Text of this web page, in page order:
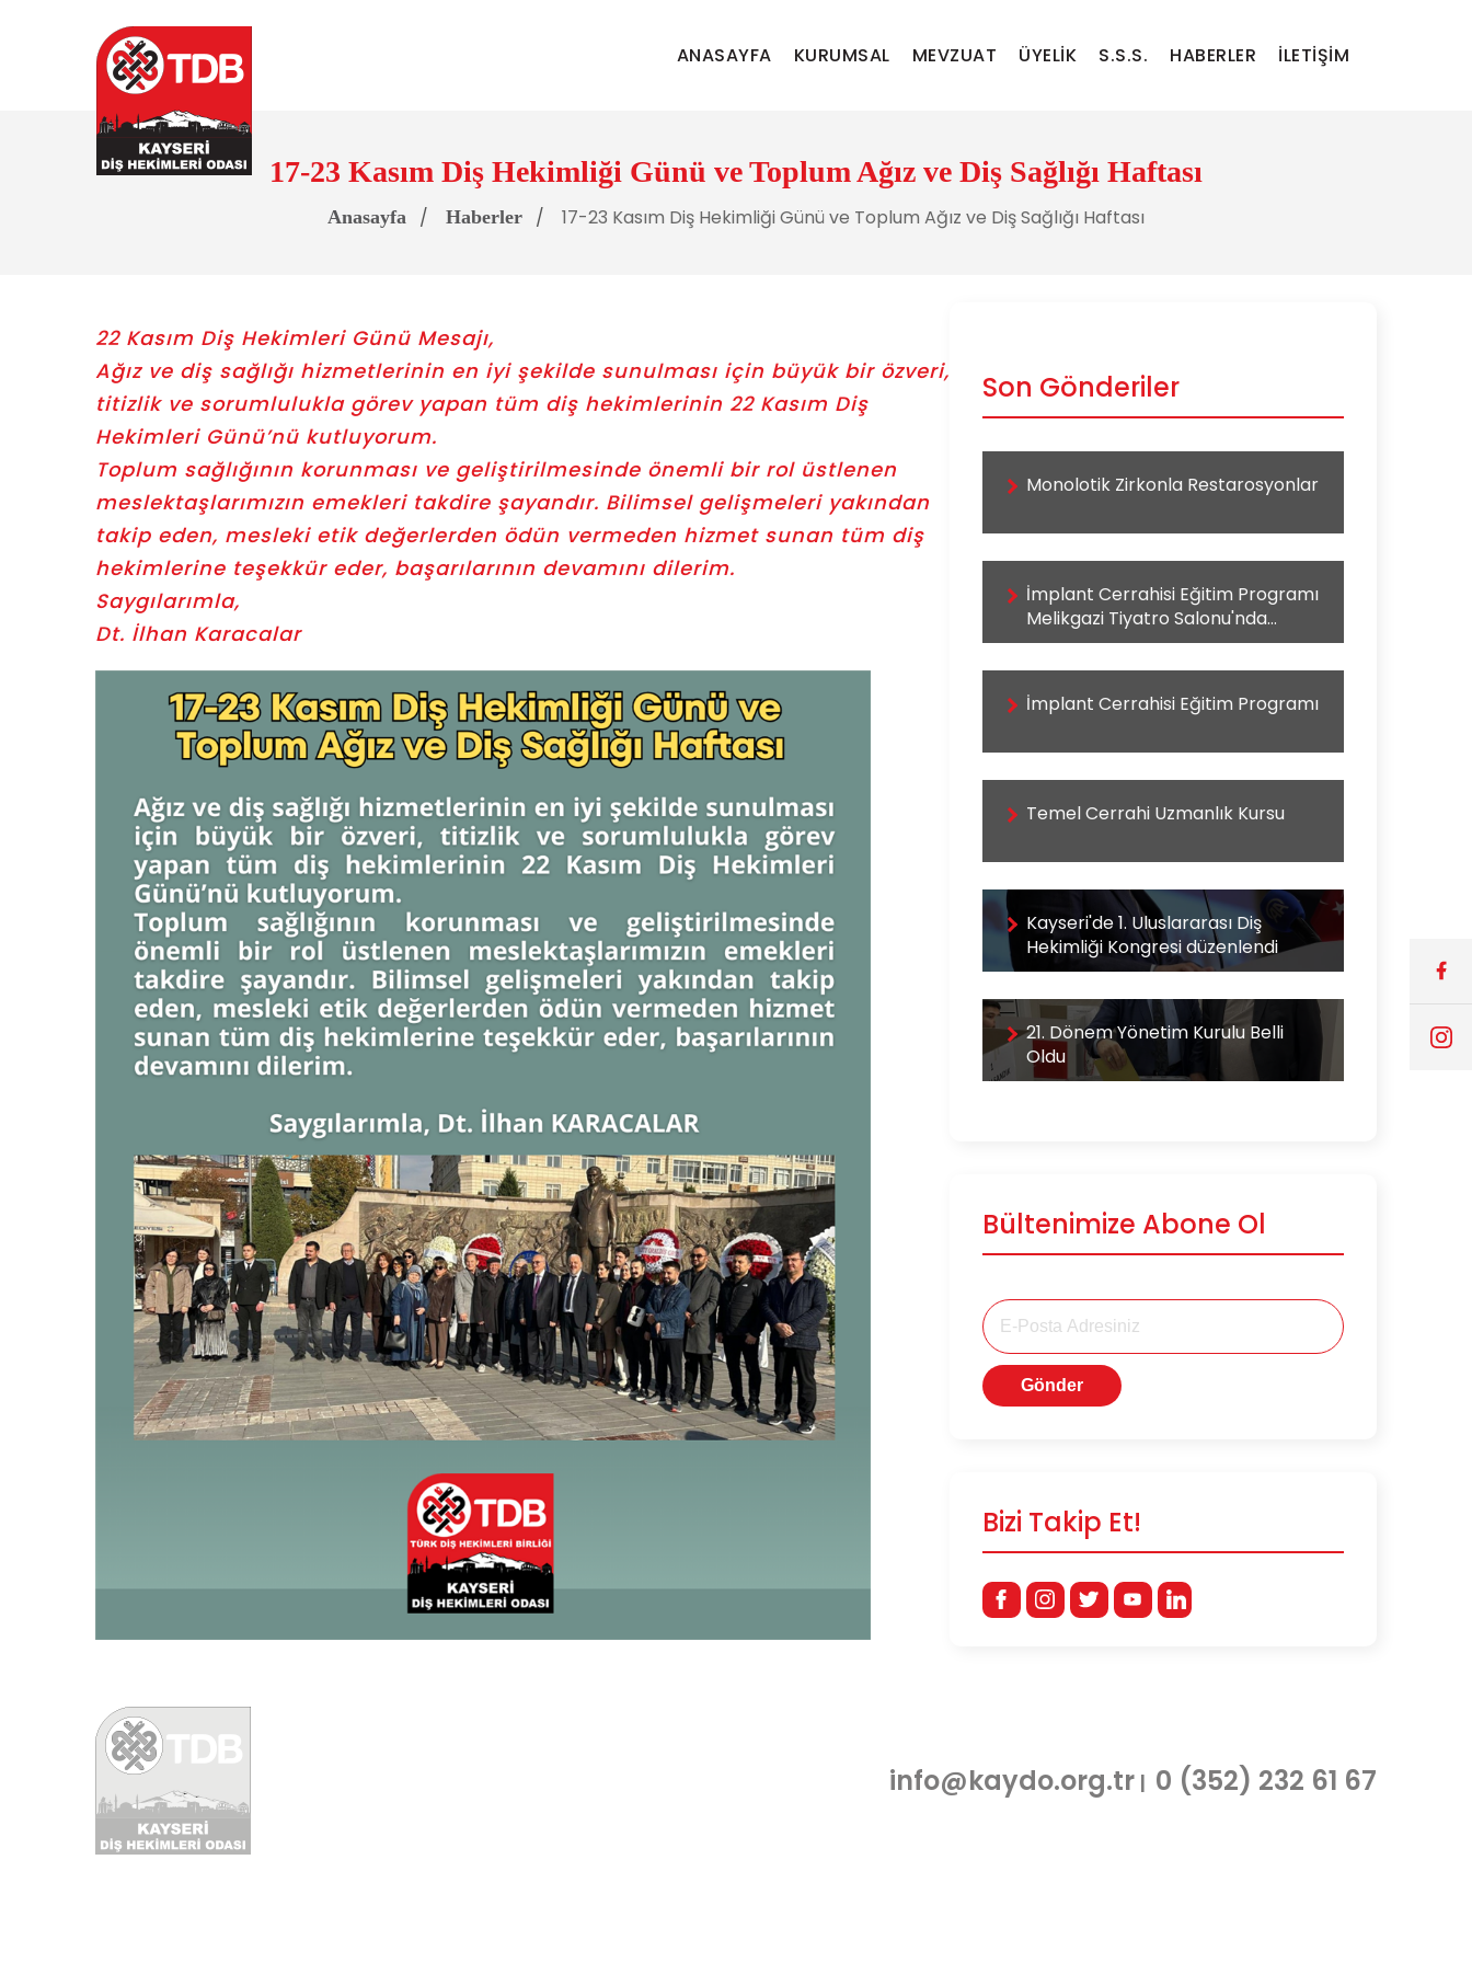
ANASAYFA KURUMSAL MEVZUAT ÜYELIK S.S.S. HABERLER İLETIŞIM
17-23 Kasım Diş Hekimliği Günü ve Toplum Ağız ve Diş Sağlığı Haftası
Anasayfa Haberler 17-23 Kasım Diş Hekimliği Günü ve Toplum Ağız ve Diş Sağlığı Haftası
22 Kasım Diş Hekimleri Günü Mesajı,
Ağız ve diş sağlığı hizmetlerinin en iyi şekilde sunulması için büyük bir özveri,
titizlik ve sorumlulukla görev yapan tüm diş hekimlerinin 22 Kasım Diş
Hekimleri Günü’nü kutluyorum.
Toplum sağlığının korunması ve geliştirilmesinde önemli bir rol üstlenen
meslektaşlarımızın emekleri takdire şayandır. Bilimsel gelişmeleri yakından
takip eden, mesleki etik değerlerden ödün vermeden hizmet sunan tüm diş
hekimlerine teşekkür eder, başarılarının devamını dilerim.
Saygılarımla,
Dt. İlhan Karacalar
Son Gönderiler
Monolotik Zirkonla Restarosyonlar
İmplant Cerrahisi Eğitim Programı
Melikgazi Tiyatro Salonu'nda
Yapıldı
İmplant Cerrahisi Eğitim Programı
Temel Cerrahi Uzmanlık Kursu
Kayseri'de 1. Uluslararası Diş
Hekimliği Kongresi düzenlendi
21. Dönem Yönetim Kurulu Belli
Oldu
Bültenimize Abone Ol
Gönder
Bizi Takip Et!
info@kaydo.org.tr | 0 (352) 232 61 67